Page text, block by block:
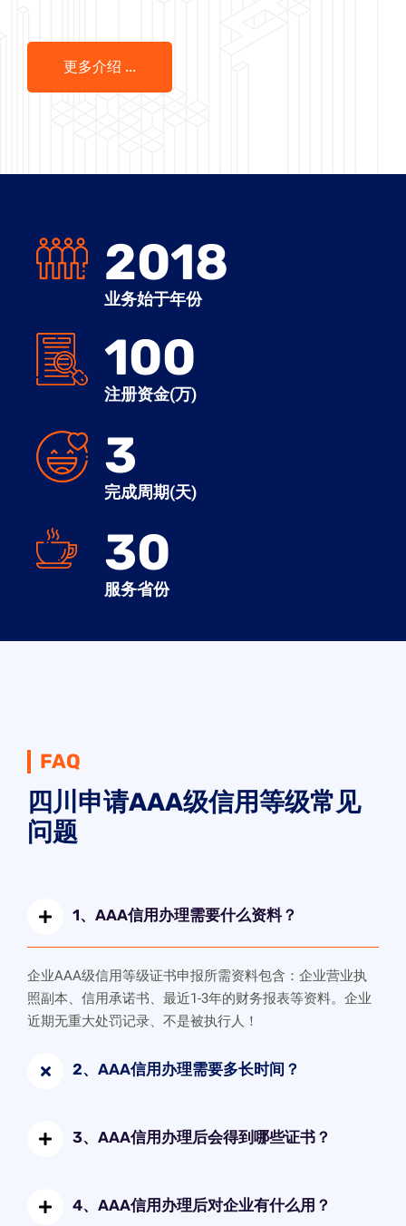
更多介绍 ...
2018
业务始于年份
100
注册资金(万)
3
完成周期(天)
30
服务省份
FAQ
四川申请AAA级信用等级常见
问题
1、AAA信用办理需要什么资料？
企业AAA级信用等级证书申报所需资料包含：企业营业执
照副本、信用承诺书、最近1-3年的财务报表等资料。企业
近期无重大处罚记录、不是被执行人！
2、AAA信用办理需要多长时间？
3、AAA信用办理后会得到哪些证书？
4、AAA信用办理后对企业有什么用？